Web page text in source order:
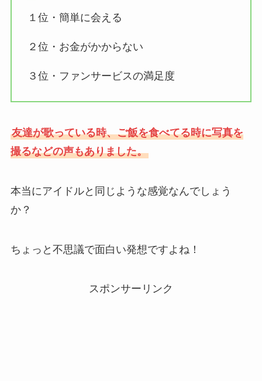
１位・簡単に会える
２位・お金がかからない
３位・ファンサービスの満足度
友達が歌っている時、ご飯を食べてる時に写真を
撮るなどの声もありました。
本当にアイドルと同じような感覚なんでしょう
か？
ちょっと不思議で面白い発想ですよね！
スポンサーリンク